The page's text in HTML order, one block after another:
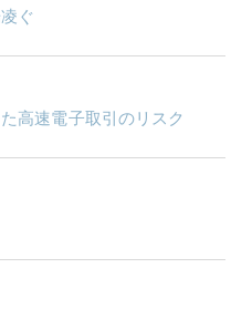
ぐ
高速電子取引のリスク